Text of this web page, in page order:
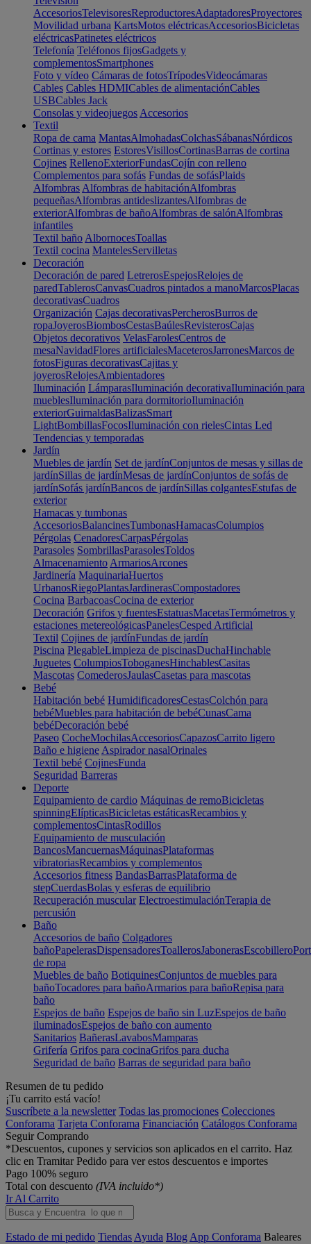
AccesoriosTelevisoresReproductoresAdaptadoresProyectores
Movilidad urbana KartsMotos eléctricasAccesoriosBicicletas
eléctricasPatinetes eléctricos
Telefonía Teléfonos fijosGadgets y
complementosSmartphones
Foto y vídeo Cámaras de fotosTrípodesVideocámaras
Cables Cables HDMICables de alimentaciónCables
USBCables Jack
Consolas y videojuegos Accesorios
Textil
Ropa de cama MantasAlmohadasColchasSábanasNórdicos
Cortinas y estores EstoresVisillosCortinasBarras de cortina
Cojines RellenoExteriorFundasCojín con relleno
Complementos para sofás Fundas de sofásPlaids
Alfombras Alfombras de habitaciónAlfombras
pequeñasAlfombras antideslizantesAlfombras de
exteriorAlfombras de bañoAlfombras de salónAlfombras
infantiles
Textil baño AlbornocesToallas
Textil cocina MantelesServilletas
Decoración
Decoración de pared LetrerosEspejosRelojes de
paredTablerosCanvasCuadros pintados a manoMarcosPlacas
decorativasCuadros
Organización Cajas decorativasPercherosBurros de
ropaJoyerosBiombosCestasBaúlesRevisterosCajas
Objetos decorativos VelasFarolesCentros de
mesaNavidadFlores artificialesMaceterosJarronesMarcos de
fotosFiguras decorativasCajitas y
joyerosRelojesAmbientadores
Iluminación LámparasIluminación decorativaIluminación para
mueblesIluminación para dormitorioIluminación
exteriorGuirnaldasBalizasSmart
LightBombillasFocosIluminación con rielesCintas Led
Tendencias y temporadas
Jardín
Muebles de jardín Set de jardínConjuntos de mesas y sillas de
jardínSillas de jardínMesas de jardínConjuntos de sofás de
jardínSofás jardínBancos de jardínSillas colgantesEstufas de
exterior
Hamacas y tumbonas
AccesoriosBalancinesTumbonasHamacasColumpios
Pérgolas CenadoresCarpasPérgolas
Parasoles SombrillasParasolesToldos
Almacenamiento ArmariosArcones
Jardinería MaquinariaHuertos
UrbanosRiegoPlantasJardinerasCompostadores
Cocina BarbacoasCocina de exterior
Decoración Grifos y fuentesEstatuasMacetasTermómetros y
estaciones metereológicasPanelesCesped Artificial
Textil Cojines de jardínFundas de jardín
Piscina PlegableLimpieza de piscinasDuchaHinchable
Juguetes ColumpiosToboganesHinchablesCasitas
Mascotas ComederosJaulasCasetas para mascotas
Bebé
Habitación bebé HumidificadoresCestasColchón para
bebéMuebles para habitación de bebéCunasCama
bebéDecoración bebé
Paseo CocheMochilasAccesoriosCapazosCarrito ligero
Baño e higiene Aspirador nasalOrinales
Textil bebé CojinesFunda
Seguridad Barreras
Deporte
Equipamiento de cardio Máquinas de remoBicicletas
spinningElípticasBicicletas estáticasRecambios y
complementosCintasRodillos
Equipamiento de musculación
BancosMancuernasMáquinasPlataformas
vibratoriasRecambios y complementos
Accesorios fitness BandasBarrasPlataforma de
stepCuerdasBolas y esferas de equilibrio
Recuperación muscular ElectroestimulaciónTerapia de
percusión
Baño
Accesorios de baño Colgadores
bañoPapelerasDispensadoresToallerosJabonerasEscobillero
de ropa
Muebles de baño BotiquinesConjuntos de muebles para
bañoTocadores para bañoArmarios para bañoRepisa para
baño
Espejos de baño Espejos de baño sin LuzEspejos de baño
iluminadosEspejos de baño con aumento
Sanitarios BañerasLavabosMamparas
Grifería Grifos para cocinaGrifos para ducha
Seguridad de baño Barras de seguridad para baño
Resumen de tu pedido
¡Tu carrito está vacío!
Suscríbete a la newsletter Todas las promociones Colecciones
Conforama Tarjeta Conforama Financiación Catálogos Conforama
Seguir Comprando
*Descuentos, cupones y servicios son aplicados en el carrito. Haz
clic en Tramitar Pedido para ver estos descuentos e importes
Pago 100% seguro
Total con descuento (IVA incluido*)
Ir Al Carrito
Estado de mi pedido Tiendas Ayuda Blog App Conforama Baleares